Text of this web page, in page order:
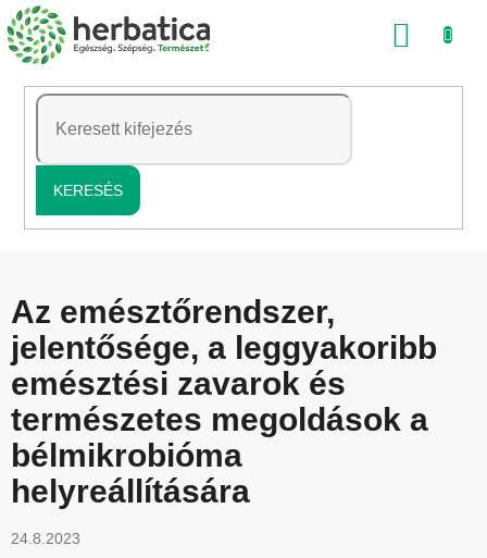
Ugrás
a
tartalomhoz
KERESÉS
Az emésztőrendszer,
jelentősége, a leggyakoribb
emésztési zavarok és
természetes megoldások a
bélmikrobióma
helyreállítására
24.8.2023